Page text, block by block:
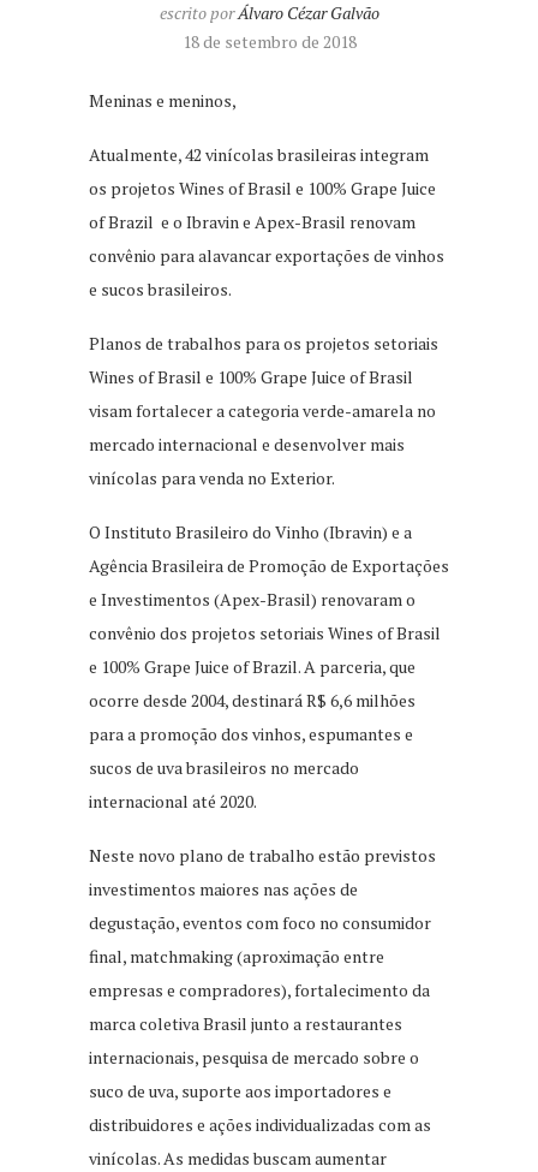
escrito porÁlvaro Cézar Galvão
18 de setembro de 2018
Meninas e meninos,
Atualmente, 42 vinícolas brasileiras integram
os projetos Wines of Brasil e 100% Grape Juice
of Brazil e o Ibravin e Apex-Brasil renovam
convênio para alavancar exportações de vinhos
e sucos brasileiros.
Planos de trabalhos para os projetos setoriais
Wines of Brasil e 100% Grape Juice of Brasil
visam fortalecer a categoria verde-amarela no
mercado internacional e desenvolver mais
vinícolas para venda no Exterior.
O Instituto Brasileiro do Vinho (Ibravin) e a
Agência Brasileira de Promoção de Exportações
e Investimentos (Apex-Brasil) renovaram o
convênio dos projetos setoriais Wines of Brasil
e 100% Grape Juice of Brazil. A parceria, que
ocorre desde 2004, destinará R$ 6,6 milhões
para a promoção dos vinhos, espumantes e
sucos de uva brasileiros no mercado
internacional até 2020.
Neste novo plano de trabalho estão previstos
investimentos maiores nas ações de
degustação, eventos com foco no consumidor
final, matchmaking (aproximação entre
empresas e compradores), fortalecimento da
marca coletiva Brasil junto a restaurantes
internacionais, pesquisa de mercado sobre o
suco de uva, suporte aos importadores e
distribuidores e ações individualizadas com as
vinícolas. As medidas buscam aumentar